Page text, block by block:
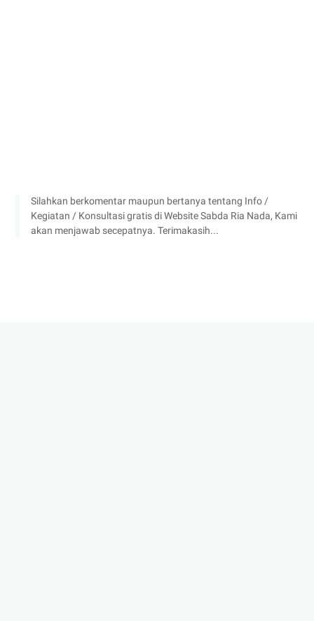
Silahkan berkomentar maupun bertanya tentang Info /
Kegiatan / Konsultasi gratis di Website Sabda Ria Nada, Kami
akan menjawab secepatnya. Terimakasih...